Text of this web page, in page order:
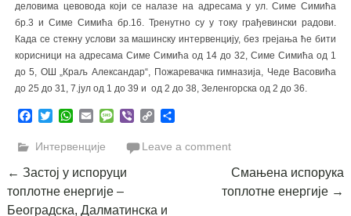
деловима цевовода који се налазе на адресама у ул. Симе Симића
бр.3 и Симе Симића бр.16. Тренутно су у току грађевински радови.
Када се стекну услови за машинску интервенцију, без грејања ће бити
корисници на адресама Симе Симића од 14 до 32, Симе Симића од 1
до 5, ОШ „Краљ Александар“, Пожаревачка гимназија, Чеде Васовића
до 25 до 31, 7.јул од 1 до 39 и од 2 до 38, Зеленгорска од 2 до 36.
Facebook
TwitterWhatsApp
EmailMessage
ViberCopy
Интервенције Leave a comment
Post
navigation
← Застој у испоруци
топлотне енергије –
Београдска, Далматинска и
Смањена испорука
топлотне енергије →